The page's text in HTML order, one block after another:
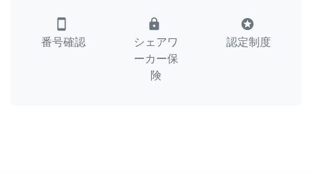
smartphone
番号確認
lock
シェアワ
ーカー保
険
stars
認定制度